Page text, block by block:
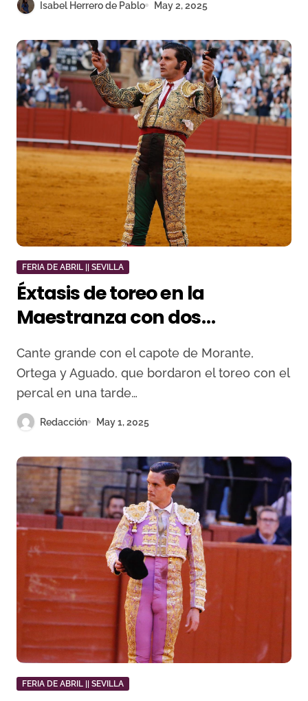
Isabel Herrero de Pablo May 2, 2025
FERIA DE ABRIL || SEVILLA
Éxtasis de toreo en la
Maestranza con dos
orejas para Morante
Cante grande con el capote de Morante,
Ortega y Aguado, que bordaron el toreo con el
percal en una tarde…
Redacción May 1, 2025
FERIA DE ABRIL || SEVILLA